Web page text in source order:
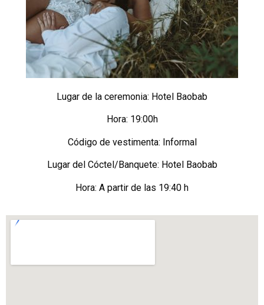
Lugar de la ceremonia: Hotel Baobab
Hora: 19:00h
Código de vestimenta: Informal
Lugar del Cóctel/Banquete: Hotel Baobab
Hora: A partir de las 19:40 h